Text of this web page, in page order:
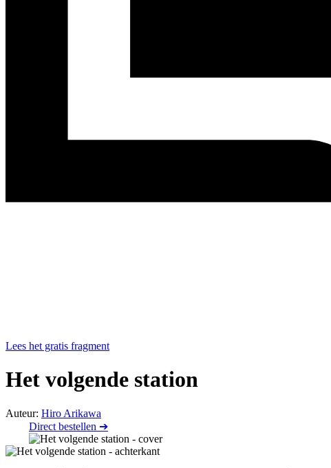
Lees het gratis fragment
Het volgende station
Auteur: Hiro Arikawa
Direct bestellen ➔